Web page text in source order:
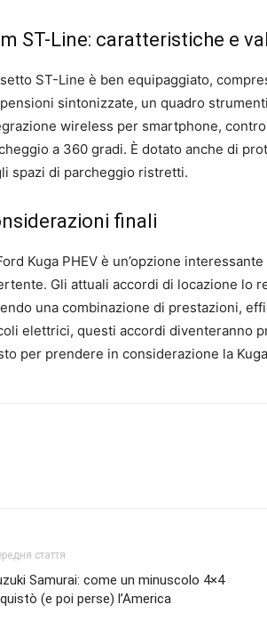
ST-Line: caratteristiche e
ST-Line è ben equipaggiato,
sintonizzate, un quadro
wireless per smartphone,
a 360 gradi. È dotato anche di
spazi di parcheggio ristretti.
finali
Kuga PHEV è un’opzione
Gli attuali accordi di locazione lo
una combinazione di prestazioni,
elettrici, questi accordi diventeranno
per prendere in considerazione la
стаття
Samurai: come un minuscolo 4×4
(e poi perse) l’America